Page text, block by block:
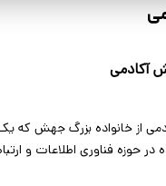
آکادمی
از خانواده بزرگ جهش که
در حوزه فناوری اطلاعات و